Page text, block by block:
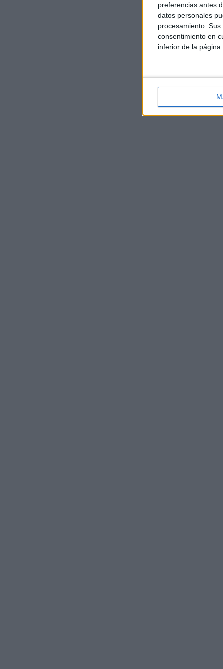
preferencias antes
datos personales
procesamiento.
consentimiento en
inferior de la página